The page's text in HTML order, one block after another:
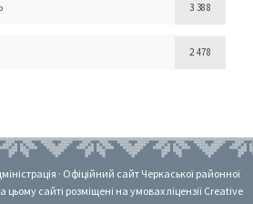
3 388
2 478
· Офіційний сайт Черкаської районної
цьому сайті розміщені на умовах ліцензії Creative